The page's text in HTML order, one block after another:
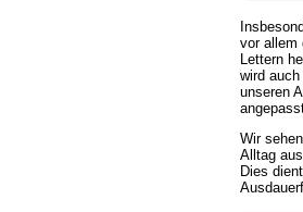
vor allem
Lettern
wird
unseren
Wir
Alltag
Dies